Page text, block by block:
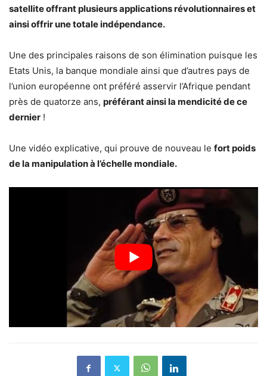
satellite offrant plusieurs applications révolutionnaires et
ainsi offrir une totale indépendance.
Une des principales raisons de son élimination puisque les
Etats Unis, la banque mondiale ainsi que d’autres pays de
l’union européenne ont préféré asservir l’Afrique pendant
près de quatorze ans, préférant ainsi la mendicité de ce
dernier !
Une vidéo explicative, qui prouve de nouveau le fort poids
de la manipulation à l’échelle mondiale.